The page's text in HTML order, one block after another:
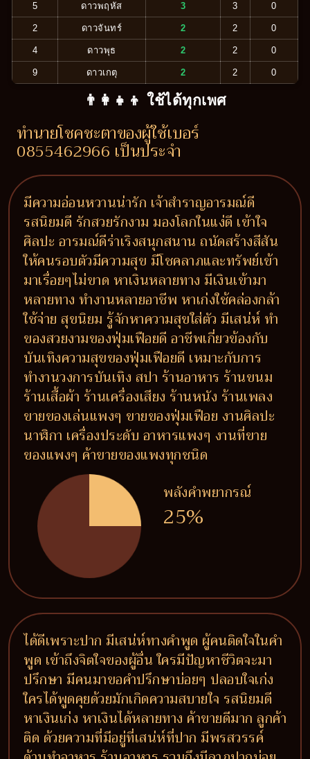
5 ดาวพฤหัส 3 3 0
2 ดาวจันทร์ 2 2 0
4 ดาวพุธ 2 2 0
9 ดาวเกตุ 2 2 0
👨‍👩‍👧‍👦 ใช้ได้ทุกเพศ
ทำนายโชคชะตาของผู้ใช้เบอร์
0855462966 เป็นประจำ
มีความอ่อนหวานน่ารัก เจ้าสำราญอารมณ์ดี
รสนิยมดี รักสวยรักงาม มองโลกในแง่ดี เข้าใจ
ศิลปะ อารมณ์ดีร่าเริงสนุกสนาน ถนัดสร้างสีสัน
ให้คนรอบตัวมีความสุข มีโชคลาภและทรัพย์เข้า
มาเรื่อยๆไม่ขาด หาเงินหลายทาง มีเงินเข้ามา
หลายทาง ทำงานหลายอาชีพ หาเก่งใช้คล่องกล้า
ใช้จ่าย สุขนิยม รู้จักหาความสุขใส่ตัว มีเสน่ห์ ทำ
ของสวยงามของฟุ่มเฟือยดี อาชีพเกี่ยวข้องกับ
บันเทิงความสุขของฟุ่มเฟือยดี เหมาะกับการ
ทำงานวงการบันเทิง สปา ร้านอาหาร ร้านขนม
ร้านเสื้อผ้า ร้านเครื่องเสียง ร้านหนัง ร้านเพลง
ขายของเล่นแพงๆ ขายของฟุ่มเฟือย งานศิลปะ
นาฬิกา เครื่องประดับ อาหารแพงๆ งานที่ขาย
ของแพงๆ ค้าขายของแพงทุกชนิด
พลังคำพยากรณ์
25%
ได้ดีเพราะปาก มีเสน่ห์ทางคำพูด ผู้คนติดใจในคำ
พูด เข้าถึงจิตใจของผู้อื่น ใครมีปัญหาชีวิตจะมา
ปรึกษา มีคนมาขอคำปรึกษาบ่อยๆ ปลอบใจเก่ง
ใครได้พูดคุยด้วยมักเกิดความสบายใจ รสนิยมดี
หาเงินเก่ง หาเงินได้หลายทาง ค้าขายดีมาก ลูกค้า
ติด ด้วยความที่มีอยู่ที่เสน่ห์ที่ปาก มีพรสวรรค์